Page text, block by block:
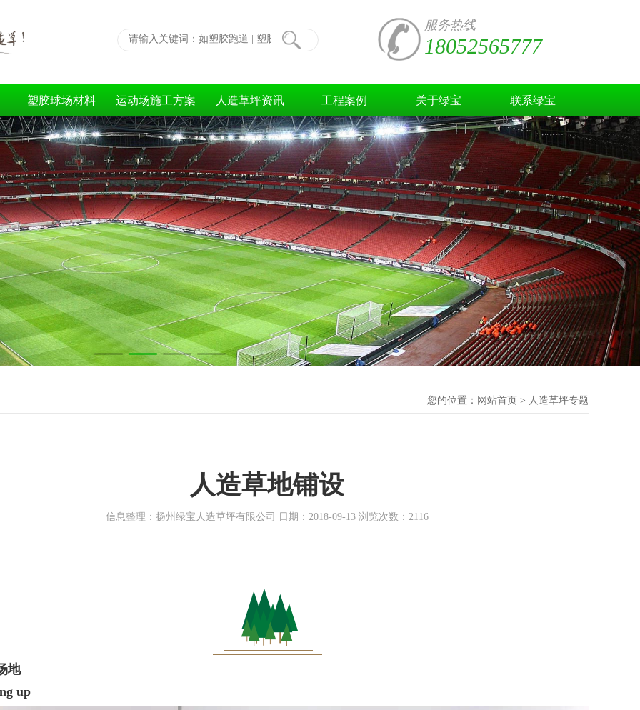
服务热线
18052565777
塑胶球场材料 运动场施工方案 人造草坪资讯 工程案例 关于绿宝 联系绿宝
您的位置： 网站首页 > 人造草坪专题
人造草地铺设
信息整理：扬州绿宝人造草坪有限公司 日期：2018-09-13 浏览次数：2116
地
up